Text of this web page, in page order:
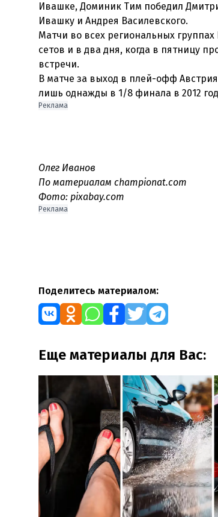
Ивашке, Доминик Тим победил
Ивашку и Андрея Василевского.
Матчи во всех региональных
сетов и в два дня, когда в пятницу
встречи.
В матче за выход в плей-офф
Реклама
Олег Иванов
По материалам championat.com
Фото: pixabay.com
Реклама
Поделитесь материалом:
Еще материалы для Вас: